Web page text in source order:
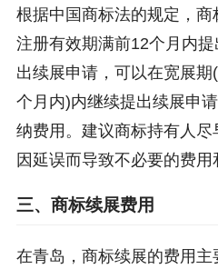
根据中国商标法的规定，
注册有效期满前12个月内
出续展申请，可以在宽展
个月内)内继续提出续展申
纳费用。建议商标持有人
因延误而导致不必要的费用
三、商标续展费用
在青岛，商标续展的费用